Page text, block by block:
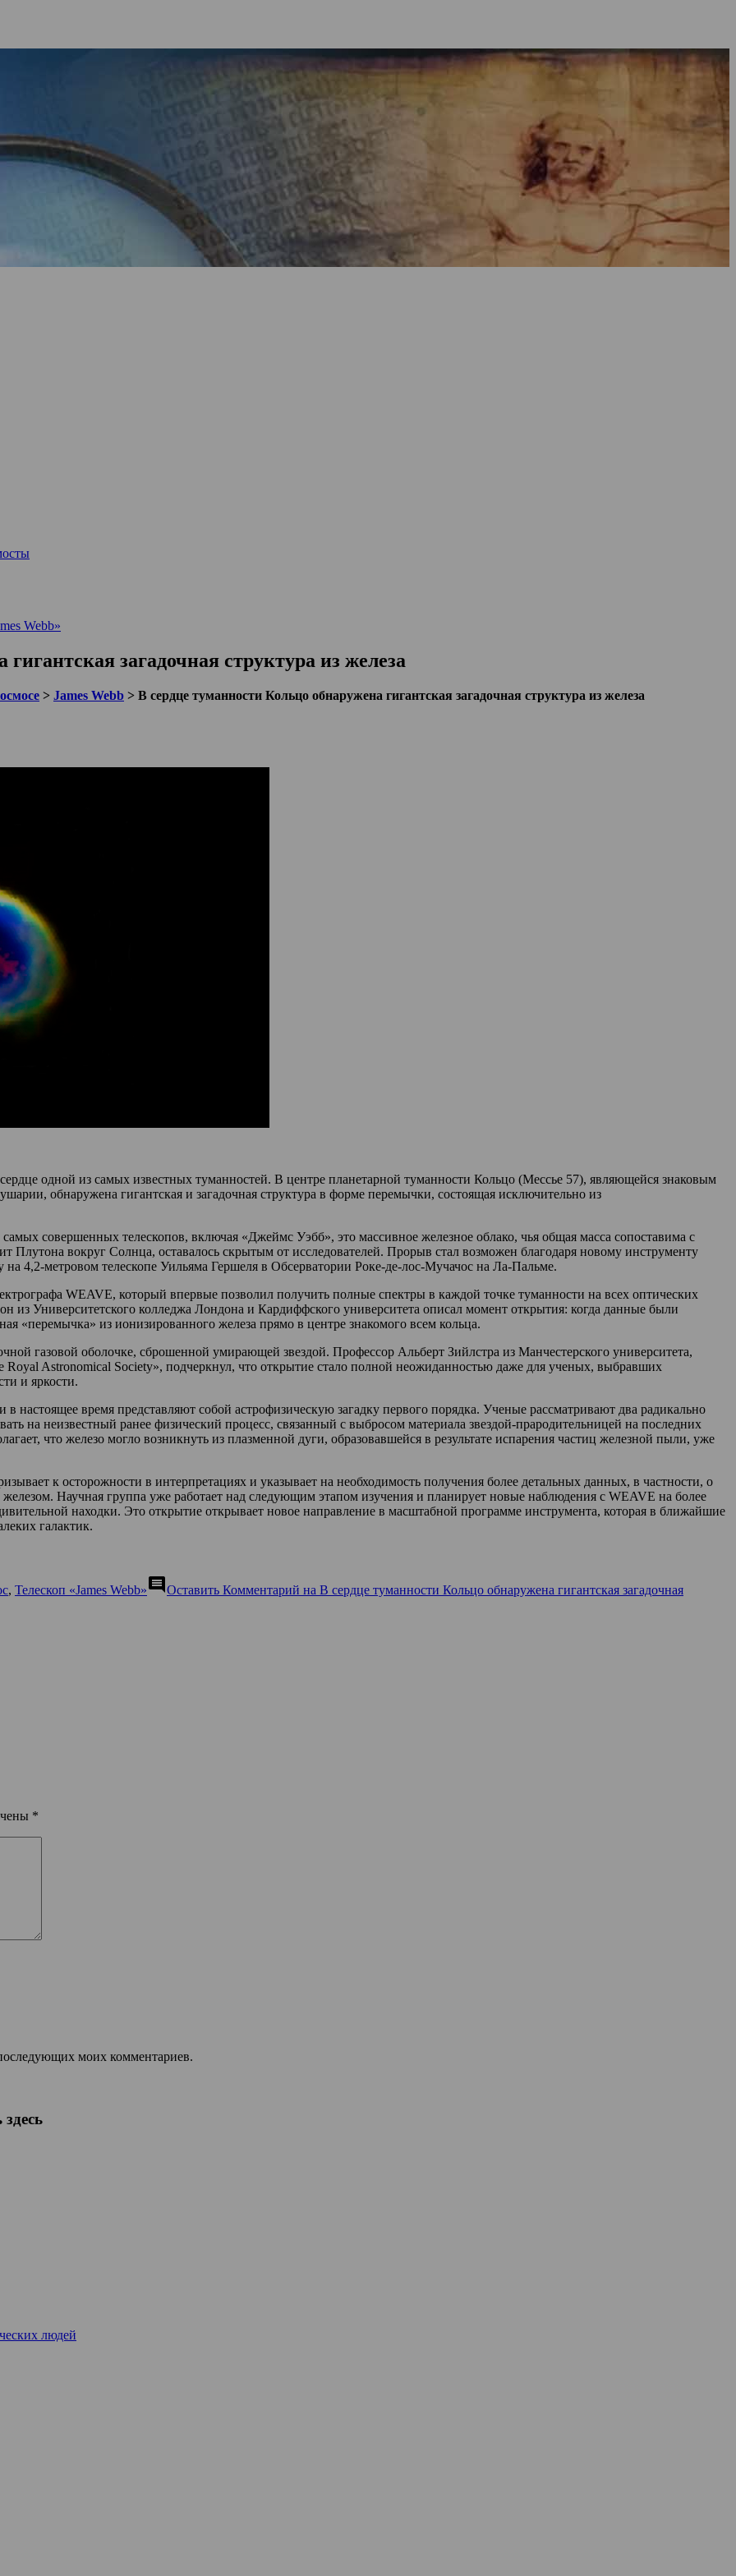
Webb»
загадочная структура из железа
> James Webb > В сердце туманности Кольцо обнаружена гигантская загадочная структура из железа
одной из самых известных туманностей. В центре планетарной туманности Кольцо (Мессье 57), являющейся знаковым
обнаружена гигантская и загадочная структура в форме перемычки, состоящая исключительно из
совершенных телескопов, включая «Джеймс Уэбб», это массивное железное облако, чья общая масса сопоставима с
Плутона вокруг Солнца, оставалось скрытым от исследователей. Прорыв стал возможен благодаря новому инструменту
4,2-метровом телескопе Уильяма Гершеля в Обсерватории Роке-де-лос-Мучачос на Ла-Пальме.
WEAVE, который впервые позволил получить полные спектры в каждой точке туманности на всех оптических
из Университетского колледжа Лондона и Кардиффского университета описал момент открытия: когда данные были
«перемычка» из ионизированного железа прямо в центре знакомого всем кольца.
газовой оболочке, сброшенной умирающей звездой. Профессор Альберт Зийлстра из Манчестерского университета,
Royal Astronomical Society», подчеркнул, что открытие стало полной неожиданностью даже для ученых, выбравших
и яркости.
время представляют собой астрофизическую загадку первого порядка. Ученые рассматривают два радикально
на неизвестный ранее физический процесс, связанный с выбросом материала звездой-прародительницей на последних
что железо могло возникнуть из плазменной дуги, образовавшейся в результате испарения частиц железной пыли, уже
к осторожности в интерпретациях и указывает на необходимость получения более детальных данных, в частности, о
Научная группа уже работает над следующим этапом изучения и планирует новые наблюдения с WEAVE на более
находки. Это открытие открывает новое направление в масштабной программе инструмента, которая в ближайшие
галактик.
, Телескоп «James Webb»comment Оставить Комментарий на В сердце туманности Кольцо обнаружена гигантская загадочная
*
моих комментариев.
людей